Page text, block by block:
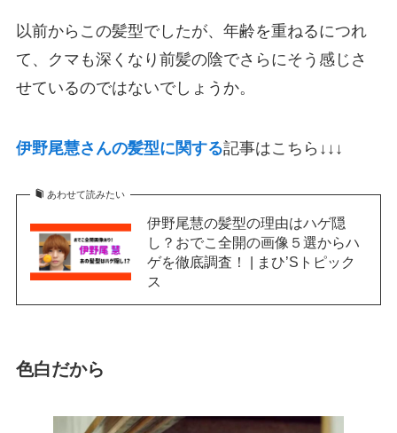
以前からこの髪型でしたが、年齢を重ねるにつれ
て、クマも深くなり前髪の陰でさらにそう感じさ
せているのではないでしょうか。
伊野尾慧さんの髪型に関する記事はこちら↓↓↓
あわせて読みたい
伊野尾慧の髪型の理由はハゲ隠
し？おでこ全開の画像５選からハ
ゲを徹底調査！ | まひ’Sトピック
ス
色白だから